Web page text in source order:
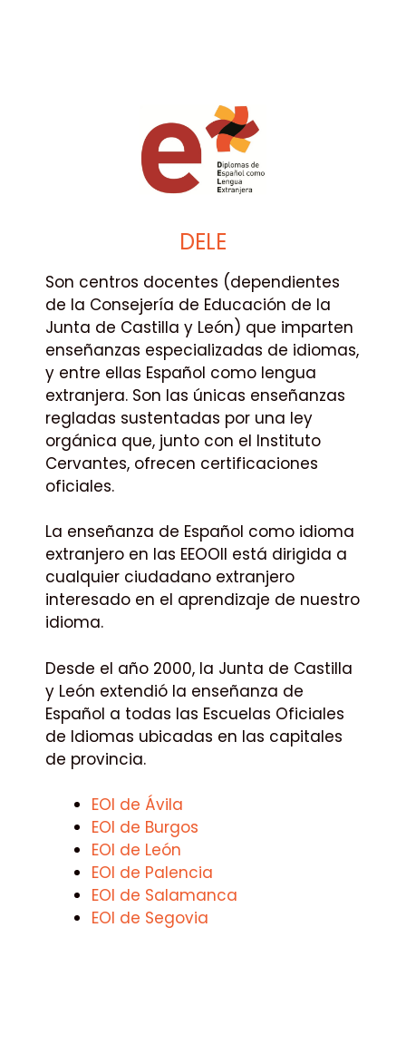
DELE
Son centros docentes (dependientes
de la Consejería de Educación de la
Junta de Castilla y León) que imparten
enseñanzas especializadas de idiomas,
y entre ellas Español como lengua
extranjera. Son las únicas enseñanzas
regladas sustentadas por una ley
orgánica que, junto con el Instituto
Cervantes, ofrecen certificaciones
oficiales.
La enseñanza de Español como idioma
extranjero en las EEOOII está dirigida a
cualquier ciudadano extranjero
interesado en el aprendizaje de nuestro
idioma.
Desde el año 2000, la Junta de Castilla
y León extendió la enseñanza de
Español a todas las Escuelas Oficiales
de Idiomas ubicadas en las capitales
de provincia.
EOI de Ávila
EOI de Burgos
EOI de León
EOI de Palencia
EOI de Salamanca
EOI de Segovia